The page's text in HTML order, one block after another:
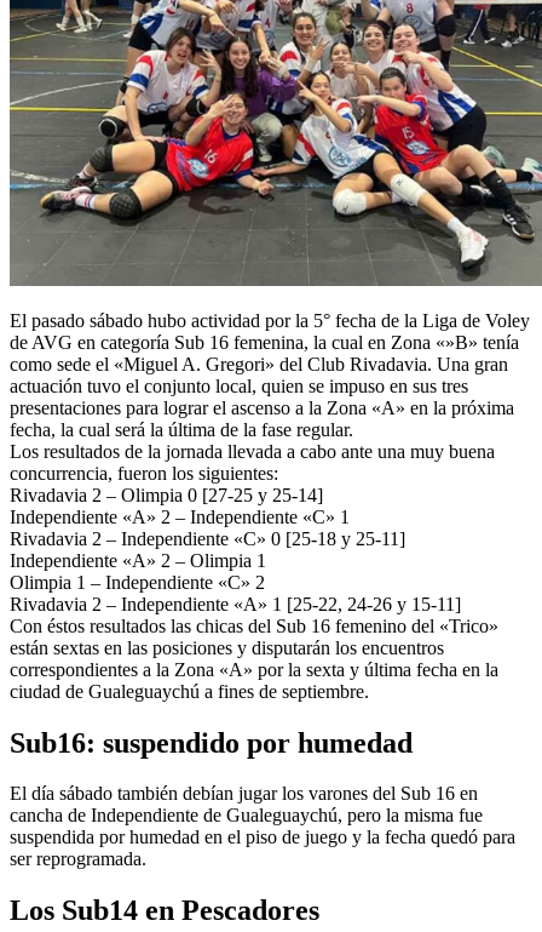
El pasado sábado hubo actividad por la 5° fecha de la Liga de Voley
de AVG en categoría Sub 16 femenina, la cual en Zona «»B» tenía
como sede el «Miguel A. Gregori» del Club Rivadavia. Una gran
actuación tuvo el conjunto local, quien se impuso en sus tres
presentaciones para lograr el ascenso a la Zona «A» en la próxima
fecha, la cual será la última de la fase regular.
Los resultados de la jornada llevada a cabo ante una muy buena
concurrencia, fueron los siguientes:
Rivadavia 2 – Olimpia 0 [27-25 y 25-14]
Independiente «A» 2 – Independiente «C» 1
Rivadavia 2 – Independiente «C» 0 [25-18 y 25-11]
Independiente «A» 2 – Olimpia 1
Olimpia 1 – Independiente «C» 2
Rivadavia 2 – Independiente «A» 1 [25-22, 24-26 y 15-11]
Con éstos resultados las chicas del Sub 16 femenino del «Trico»
están sextas en las posiciones y disputarán los encuentros
correspondientes a la Zona «A» por la sexta y última fecha en la
ciudad de Gualeguaychú a fines de septiembre.
Sub16: suspendido por humedad
El día sábado también debían jugar los varones del Sub 16 en
cancha de Independiente de Gualeguaychú, pero la misma fue
suspendida por humedad en el piso de juego y la fecha quedó para
ser reprogramada.
Los Sub14 en Pescadores